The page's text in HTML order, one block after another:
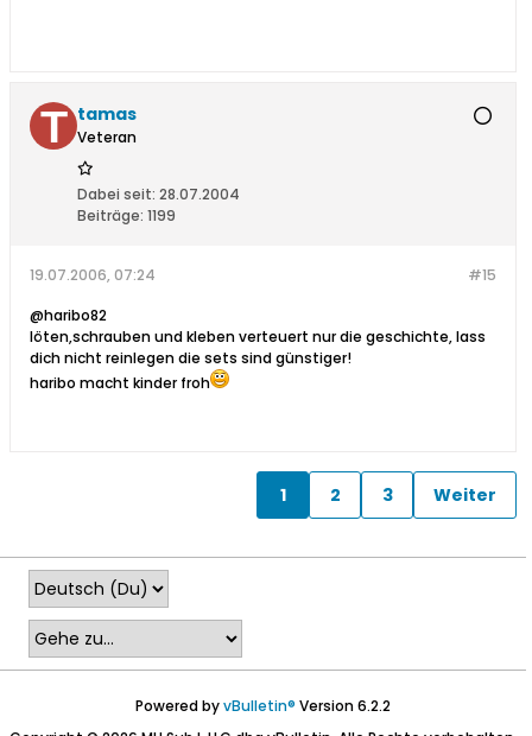
tamas
Veteran
Dabei seit: 28.07.2004
Beiträge: 1199
#15
19.07.2006, 07:24
@haribo82
löten,schrauben und kleben verteuert nur die geschichte, lass
dich nicht reinlegen die sets sind günstiger!
haribo macht kinder froh
1 2 3 Weiter
Powered byvBulletin® Version 6.2.2